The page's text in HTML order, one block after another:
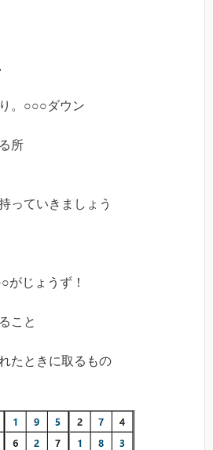
。○○○ダウン
所
っていきましょう
がじょうず！
こと
たときに取るもの